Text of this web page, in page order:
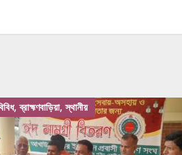
ব্রাহ্মণবাড়িয়া, স্থানীয়